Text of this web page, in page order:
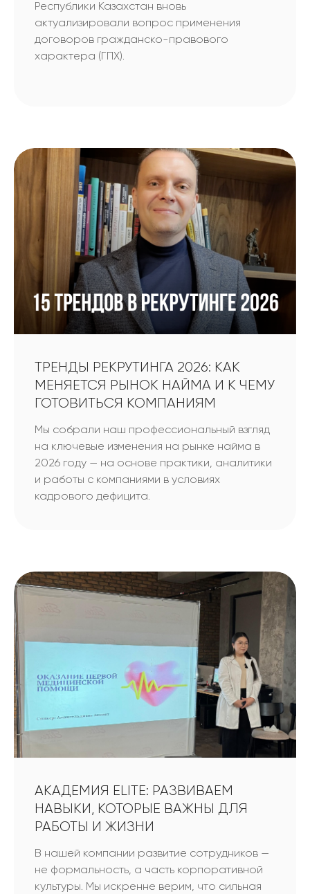
Республики Казахстан вновь
актуализировали вопрос применения
договоров гражданско-правового
характера (ГПХ).
ТРЕНДЫ РЕКРУТИНГА 2026: КАК
МЕНЯЕТСЯ РЫНОК НАЙМА И К ЧЕМУ
ГОТОВИТЬСЯ КОМПАНИЯМ
Мы собрали наш профессиональный взгляд
на ключевые изменения на рынке найма в
2026 году — на основе практики, аналитики
и работы с компаниями в условиях
кадрового дефицита.
АКАДЕМИЯ ELITE: РАЗВИВАЕМ
НАВЫКИ, КОТОРЫЕ ВАЖНЫ ДЛЯ
РАБОТЫ И ЖИЗНИ
В нашей компании развитие сотрудников —
не формальность, а часть корпоративной
культуры. Мы искренне верим, что сильная